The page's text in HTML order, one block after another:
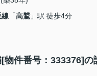
線 「高鷲」駅 徒歩4分
件番号：333376]の